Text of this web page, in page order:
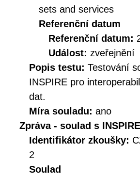
sets and services
Referenční datum
Referenční datum:
Událost: zveřejnění
Popis testu: Testování
INSPIRE pro
dat.
Míra souladu: ano
Zpráva - soulad s INSPIRE
Identifikátor zkoušky:
2
Soulad